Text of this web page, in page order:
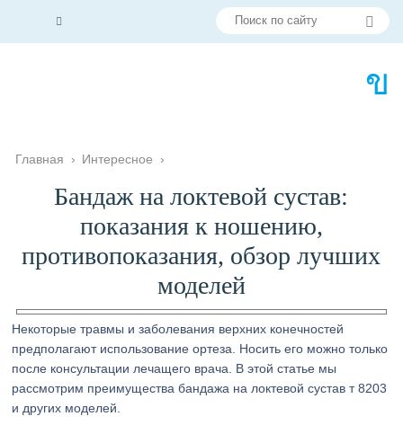
Главная › Интересное ›
Бандаж на локтевой сустав:
показания к ношению,
противопоказания, обзор лучших
моделей
Некоторые травмы и заболевания верхних конечностей
предполагают использование ортеза. Носить его можно только
после консультации лечащего врача. В этой статье мы
рассмотрим преимущества бандажа на локтевой сустав т 8203
и других моделей.